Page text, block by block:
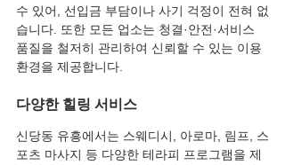
수 있어, 선입금 부담이나 사기 걱정이 전혀 없
습니다. 또한 모든 업소는 청결·안전·서비스
품질을 철저히 관리하여 신뢰할 수 있는 이용
환경을 제공합니다.
다양한 힐링 서비스
신당동 유흥에서는 스웨디시, 아로마, 림프, 스
포츠 마사지 등 다양한 테라피 프로그램을 제